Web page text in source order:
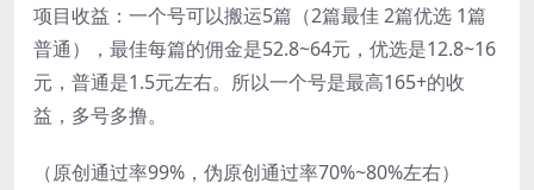
项目收益：一个号可以搬运5篇（2篇最佳 2篇优选 1篇
普通），最佳每篇的佣金是52.8~64元，优选是12.8~16
元，普通是1.5元左右。所以一个号是最高165+的收
益，多号多撸。
（原创通过率99%，伪原创通过率70%~80%左右）